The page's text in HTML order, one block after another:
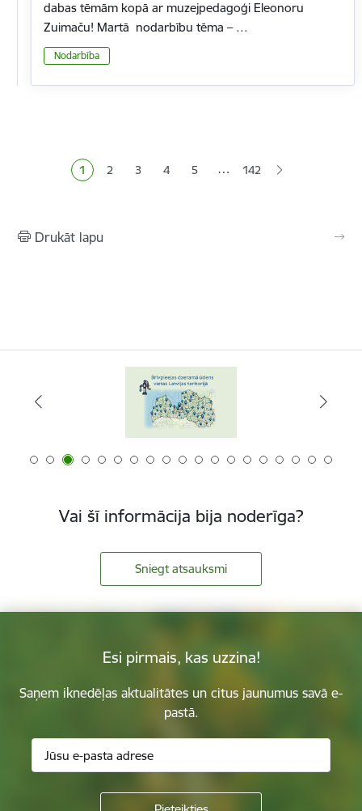
dabas tēmām kopā ar muzejpedagoģi Eleonoru
Zuimaču! Martā nodarbību tēma – …
Nodarbība
Pašreizējā lapa
1 Lapa
2 Lapa
3 Lapa
4 Lapa
5 … 142
Drukāt lapu
Vai šī informācija bija noderīga?
Sniegt atsauksmi
Esi pirmais, kas uzzina!
Saņem iknedēļas aktualitātes un citus jaunumus savā e-
pastā.